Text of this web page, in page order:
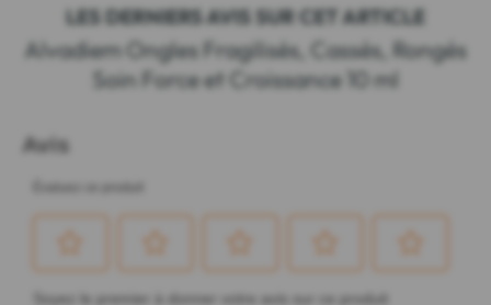
LES DERNIERS AVIS SUR CET ARTICLE
Alvadiem Ongles Fragilisés, Cassés, Rongés
Soin Force et Croissance 10 ml